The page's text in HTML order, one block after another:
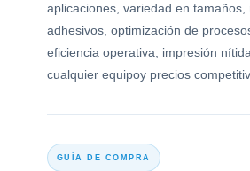
aplicaciones, variedad en tamaños,
adhesivos, optimización de
eficiencia operativa, impresión
cualquier equipoy precios
GUÍA DE COMPRA